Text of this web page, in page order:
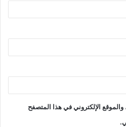
الإلكتروني في هذا المتصفح